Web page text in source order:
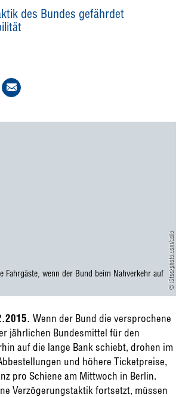
des Bundes gefährdet
© iStockphoto.com/acilo
Fahrgäste, wenn der Bund beim Nahverkehr auf
Wenn der Bund die versprochene
jährlichen Bundesmittel für den
auf die lange Bank schiebt, drohen im
und höhere Ticketpreise,
pro Schiene am Mittwoch in Berlin.
Verzögerungstaktik fortsetzt, müssen